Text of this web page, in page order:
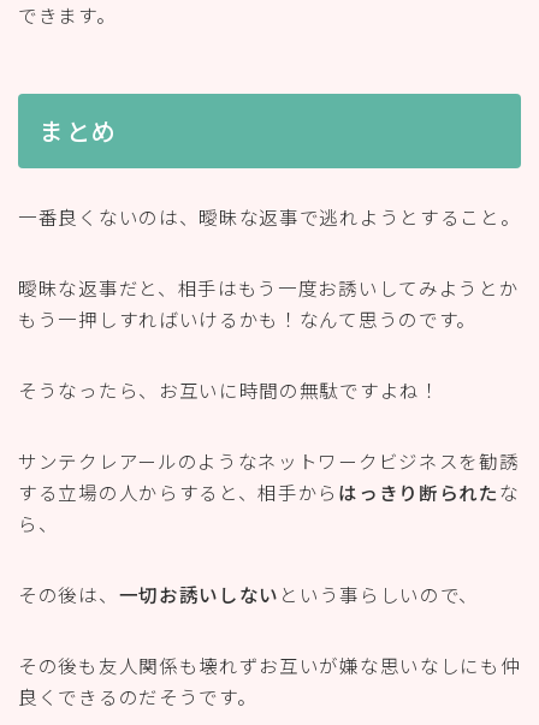
できます。
まとめ
一番良くないのは、曖昧な返事で逃れようとすること。
曖昧な返事だと、相手はもう一度お誘いしてみようとか
もう一押しすればいけるかも！なんて思うのです。
そうなったら、お互いに時間の無駄ですよね！
サンテクレアールのようなネットワークビジネスを勧誘
する立場の人からすると、相手から はっきり断られたな
ら、
その後は、 一切お誘いしない という事らしいので、
その後も友人関係も壊れずお互いが嫌な思いなしにも仲
良くできるのだそうです。